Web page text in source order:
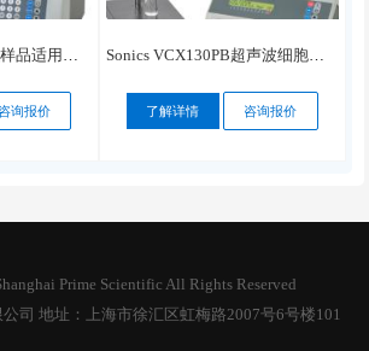
Sonics VC605大体积样品适用于的超声波破碎仪
咨询报价
Sonics VCX130PB超声波细胞破碎仪
了解详情 咨询报价
Prime Scientific All Rights Reserved
公司 地址：上海市徐汇区虹梅路2007号6号楼101